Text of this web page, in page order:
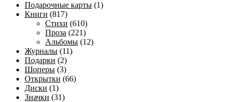
Подарочные карты (1)
Книги (817)
Стихи (610)
Проза (221)
Альбомы (12)
Журналы (11)
Подарки (2)
Шоперы (3)
Открытки (66)
Диски (1)
Значки (31)